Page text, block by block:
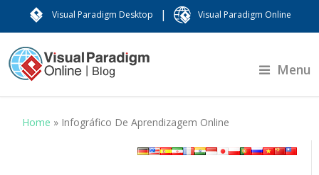
Visual Paradigm Desktop | Visual Paradigm Online
Menu
Home » Infográfico De Aprendizagem Online